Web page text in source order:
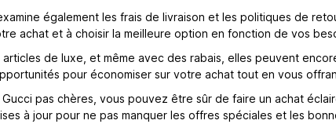
également les frais de livraison et les politiques de
achat et à choisir la meilleure option en fonction de vos
de luxe, et même avec des rabais, elles peuvent
pour économiser sur votre achat tout en vous
pas chères, vous pouvez être sûr de faire un achat
à jour pour ne pas manquer les offres spéciales et les